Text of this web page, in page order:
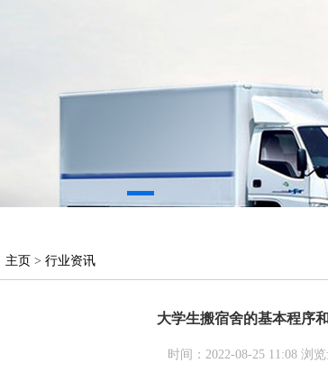
主页 > 行业资讯
大学生搬宿舍的基本程序
时间：2022-08-25 11:08 浏览